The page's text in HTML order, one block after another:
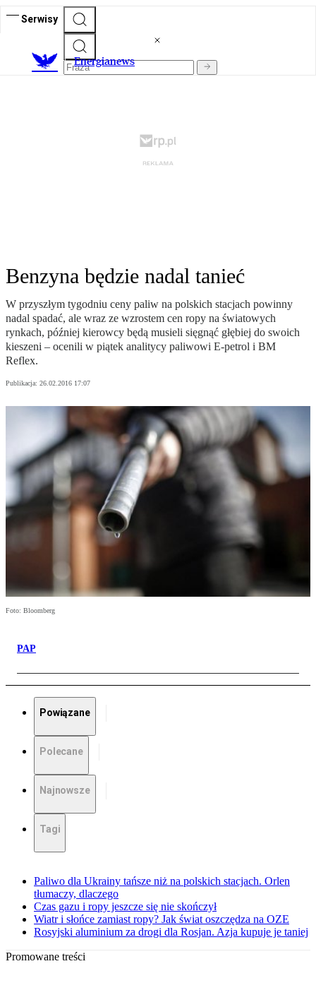
Serwisy
Energianews
Benzyna będzie nadal tanieć
W przyszłym tygodniu ceny paliw na polskich stacjach powinny
nadal spadać, ale wraz ze wzrostem cen ropy na światowych
rynkach, później kierowcy będą musieli sięgnąć głębiej do swoich
kieszeni – ocenili w piątek analitycy paliwowi E-petrol i BM
Reflex.
Publikacja: 26.02.2016 17:07
Foto: Bloomberg
PAP
Powiązane
Polecane
Najnowsze
Tagi
Paliwo dla Ukrainy tańsze niż na polskich stacjach. Orlen
tłumaczy, dlaczego
Czas gazu i ropy jeszcze się nie skończył
Wiatr i słońce zamiast ropy? Jak świat oszczędza na OZE
Rosyjski aluminium za drogi dla Rosjan. Azja kupuje je taniej
Promowane treści